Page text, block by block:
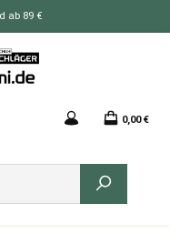
ab 89 €
0,00 €